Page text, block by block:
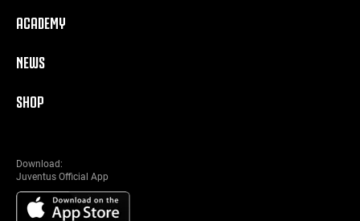
ACADEMY
NEWS
SHOP
Download:
Juventus Official App